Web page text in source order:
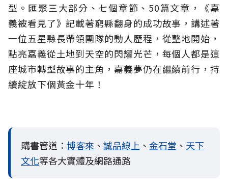
型。匯聚三大部分、七個章節、50篇文章，《嘉
義被看見了》記載著窮縣翻身的成功故事，講述著
一位五星縣長帶領團隊的動人歷程，從整地開始，
點亮嘉義從土地到天空的閃耀光芒，每個人都是這
座城市轉型故事的主角，嘉義夢仍在繼續前行，持
續綻放下個黃金十年！
購書管道： 博客來 、 誠品線上 、 金石堂 、 天下
文化等各大實體及網路通路